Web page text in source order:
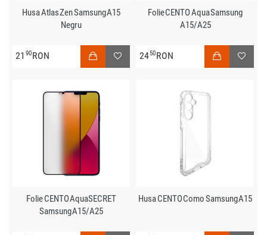
Husa Atlas Zen Samsung A15
Negru
21 90RON
Folie CENTO Aqua Samsung
A15/A25
2450RON
Folie CENTO AquaSECRET
Samsung A15/A25
Husa CENTO Como Samsung A15